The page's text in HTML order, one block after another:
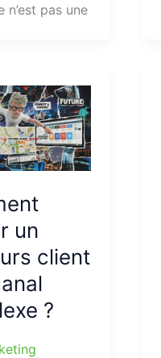
n’est pas une
un
client
?